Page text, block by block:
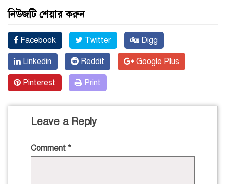
নিউজটি শেয়ার করুন
Facebook Twitter Digg
Linkedin Reddit Google Plus
Pinterest Print
Leave a Reply
Comment *